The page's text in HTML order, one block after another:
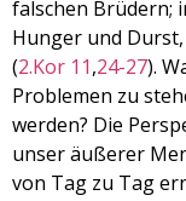
falschen Brüdern;
Hunger und
(2.Kor 11,24-27).
Problemen zu
werden? Die
unser äußerer
von Tag zu Tag